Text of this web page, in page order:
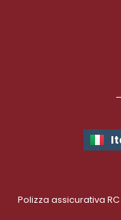
Polizza assicurativa